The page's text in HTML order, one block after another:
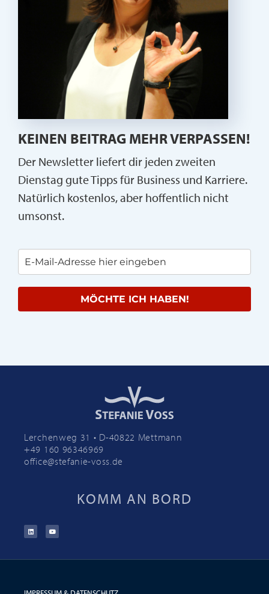
KEINEN BEITRAG MEHR VERPASSEN!
Der Newsletter liefert dir jeden zweiten
Dienstag gute Tipps für Business und Karriere.
Natürlich kostenlos, aber hoffentlich nicht
umsonst.
MÖCHTE ICH HABEN!
Lerchenweg 31 • D-40822 Mettmann
+49 160 96346969
office@stefanie-voss.de
KOMM AN BORD